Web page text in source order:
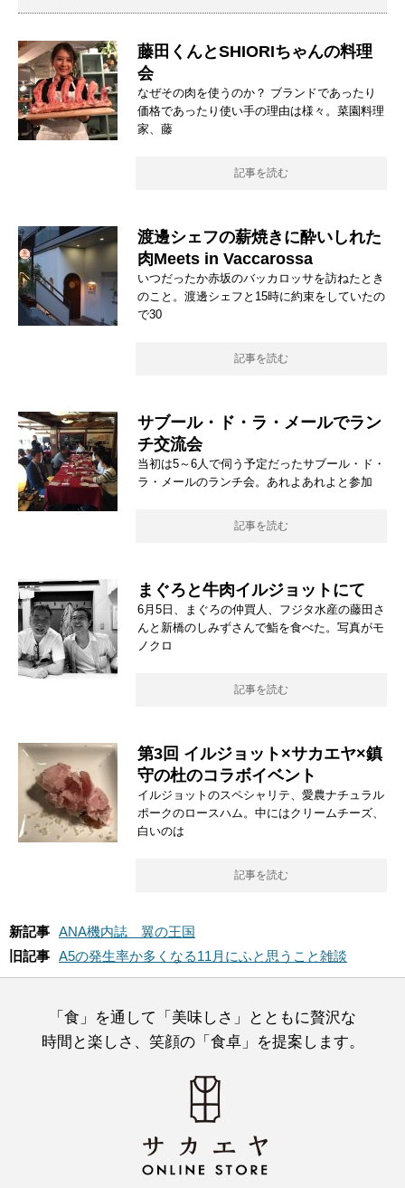
藤田くんとSHIORIちゃんの料理
会
なぜその肉を使うのか？ ブランドであったり
価格であったり使い手の理由は様々。菜園料理
家、藤
記事を読む
渡邊シェフの薪焼きに酔いしれた
肉Meets in Vaccarossa
いつだったか赤坂のバッカロッサを訪ねたとき
のこと。渡邊シェフと15時に約束をしていたの
で30
記事を読む
サブール・ド・ラ・メールでラン
チ交流会
当初は5～6人で伺う予定だったサブール・ド・
ラ・メールのランチ会。あれよあれよと参加
記事を読む
まぐろと牛肉イルジョットにて
6月5日、まぐろの仲買人、フジタ水産の藤田さ
んと新橋のしみずさんで鮨を食べた。写真がモ
ノクロ
記事を読む
第3回 イルジョット×サカエヤ×鎮
守の杜のコラボイベント
イルジョットのスペシャリテ、愛農ナチュラル
ポークのロースハム。中にはクリームチーズ、
白いのは
記事を読む
新記事 ANA機内誌 翼の王国
旧記事 A5の発生率か多くなる11月にふと思うこと雑談
「食」を通して「美味しさ」とともに贅沢な
時間と楽しさ、笑顔の「食卓」を提案します。